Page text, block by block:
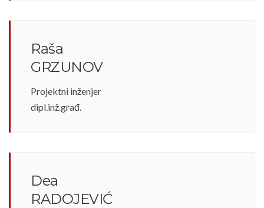
Raša
GRZUNOV
Projektni inženjer
dipl.inž.građ.
Dea
RADOJEVIĆ